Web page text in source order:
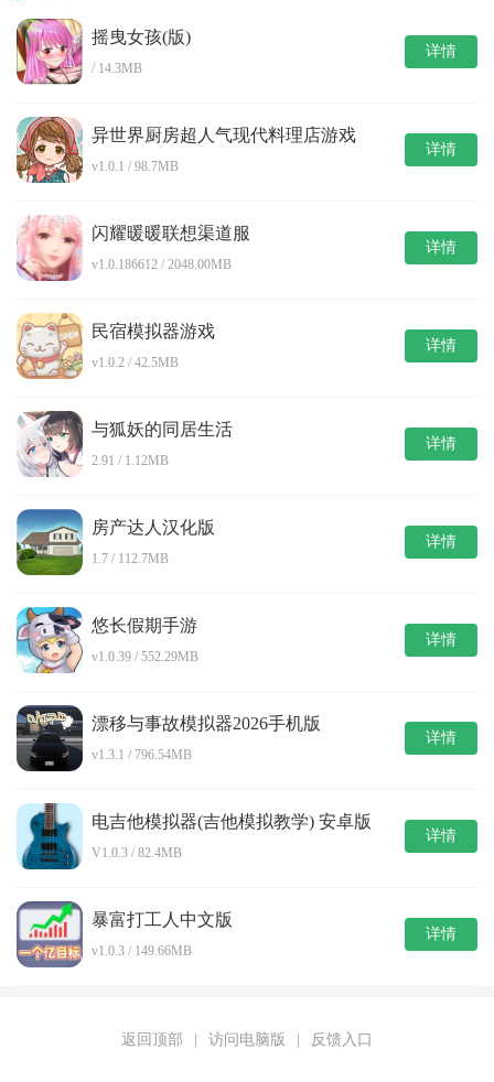
摇曳女孩(版)
/ 14.3MB
详情
异世界厨房超人气现代料理店游戏
v1.0.1 / 98.7MB
详情
闪耀暖暖联想渠道服
v1.0.186612 / 2048.00MB
详情
民宿模拟器游戏
v1.0.2 / 42.5MB
详情
与狐妖的同居生活
2.91 / 1.12MB
详情
房产达人汉化版
1.7 / 112.7MB
详情
悠长假期手游
v1.0.39 / 552.29MB
详情
漂移与事故模拟器2026手机版
v1.3.1 / 796.54MB
详情
电吉他模拟器(吉他模拟教学) 安卓版
V1.0.3 / 82.4MB
详情
暴富打工人中文版
v1.0.3 / 149.66MB
详情
返回顶部 访问电脑版 反馈入口